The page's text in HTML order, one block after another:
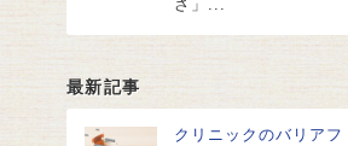
さ」...
最新記事
クリニックのバリアフ